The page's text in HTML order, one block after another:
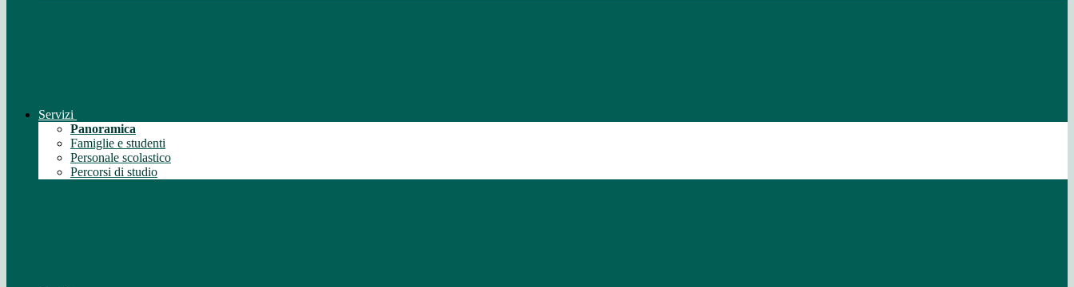
Servizi
Panoramica
Famiglie e studenti
Personale scolastico
Percorsi di studio